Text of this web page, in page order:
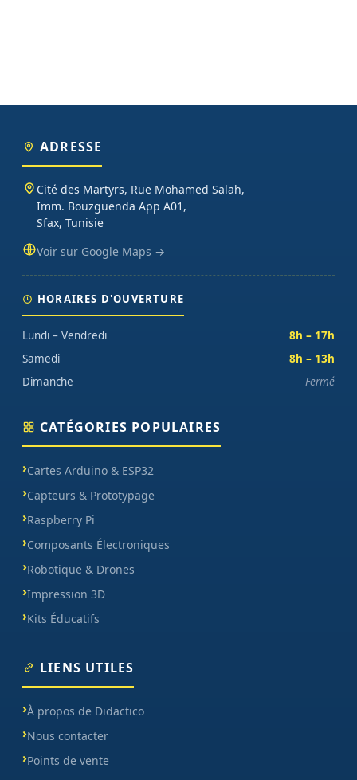
ADRESSE
Cité des Martyrs, Rue Mohamed Salah,
Imm. Bouzguenda App A01,
Sfax, Tunisie
Voir sur Google Maps →
HORAIRES D'OUVERTURE
Lundi – Vendredi
8h – 17h
Samedi
8h – 13h
Dimanche
Fermé
CATÉGORIES POPULAIRES
Cartes Arduino & ESP32
Capteurs & Prototypage
Raspberry Pi
Composants Électroniques
Robotique & Drones
Impression 3D
Kits Éducatifs
LIENS UTILES
À propos de Didactico
Nous contacter
Points de vente